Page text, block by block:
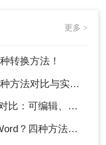
更多 >
转换方法！
操指南（附详细表格）
保格式、避风险！
实操指南（附详细表格）!